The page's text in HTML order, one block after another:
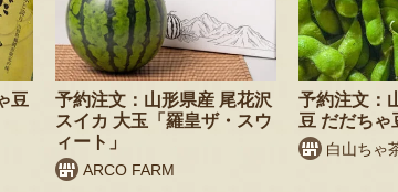
豆
予約注文：山形県産 尾花沢
スイカ 大玉「羅皇ザ・スウ
ィート」
ARCO FARM
予約注文：
豆 だだちゃ
白山ちゃ